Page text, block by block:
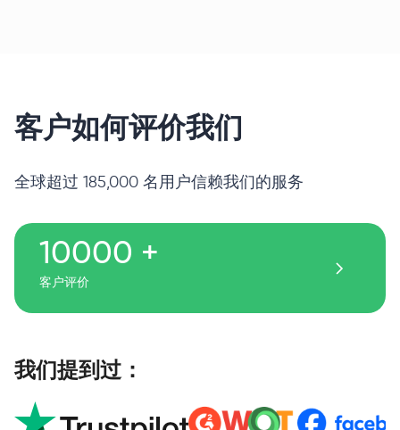
客户如何评价我们
全球超过 185,000 名用户信赖我们的服务
10000 +
客户评价
我们提到过：